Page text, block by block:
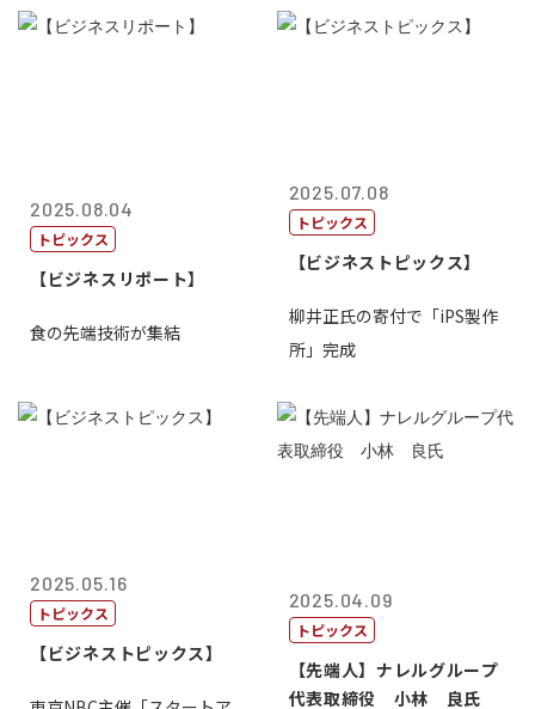
2025.08.04
トピックス
【ビジネスリポート】
食の先端技術が集結
2025.07.08
トピックス
【ビジネストピックス】
柳井正氏の寄付で「iPS製作
所」完成
2025.05.16
トピックス
【ビジネストピックス】
2025.04.09
トピックス
【先端人】ナレルグループ
代表取締役 小林 良氏